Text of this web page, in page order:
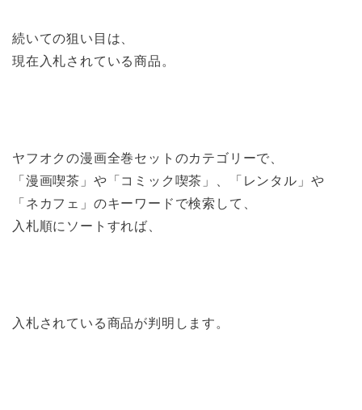
続いての狙い目は、
現在入札されている商品。
ヤフオクの漫画全巻セットのカテゴリーで、
「漫画喫茶」や「コミック喫茶」、「レンタル」や
「ネカフェ」のキーワードで検索して、
入札順にソートすれば、
入札されている商品が判明します。